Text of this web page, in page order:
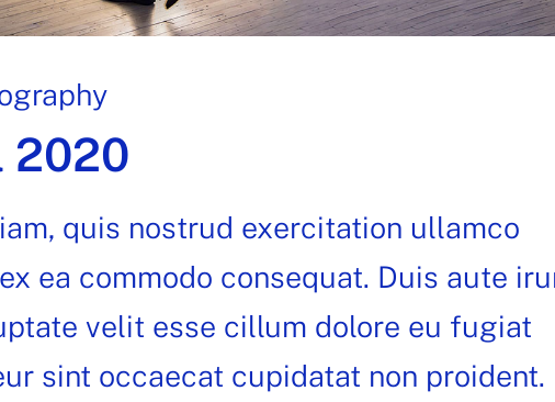
2020
quis nostrud exercitation ullamco
ea commodo consequat. Duis aute
velit esse cillum dolore eu fugiat
sint occaecat cupidatat non proident.